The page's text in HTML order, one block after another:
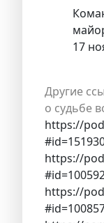
17
Другие
о судьбе
https://
https://
https://